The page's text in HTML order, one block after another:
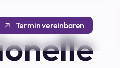
Termin vereinbaren